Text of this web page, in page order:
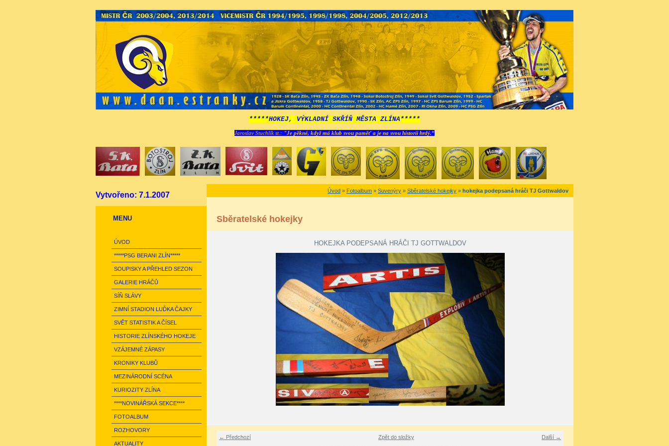
*****HOKEJ, VÝKLADNÍ SKŘÍŇ MĚSTA ZLÍNA*****
Jaroslav Stuchlík st.: "Je pěkné, když má klub svou paměť a je na svou historii hrdý.“
Vytvořeno: 7.1.2007
MENU
ÚVOD
*****PSG BERANI ZLÍN*****
SOUPISKY A PŘEHLED SEZON
GALERIE HRÁČŮ
SÍŇ SLÁVY
ZIMNÍ STADION LUĎKA ČAJKY
SVĚT STATISTIK A ČÍSEL
HISTORIE ZLÍNSKÉHO HOKEJE
VZÁJEMNÉ ZÁPASY
KRONIKY KLUBŮ
MEZINÁRODNÍ SCÉNA
KURIOZITY ZLÍNA
****NOVINÁŘSKÁ SEKCE****
FOTOALBUM
ROZHOVORY
AKTUALITY
Úvod » Fotoalbum » Suvenýry » Sběratelské hokejky » hokejka podepsaná hráči TJ Gottwaldov
Sběratelské hokejky
HOKEJKA PODEPSANÁ HRÁČI TJ GOTTWALDOV
← Předchozí Další →
Zpět do složky